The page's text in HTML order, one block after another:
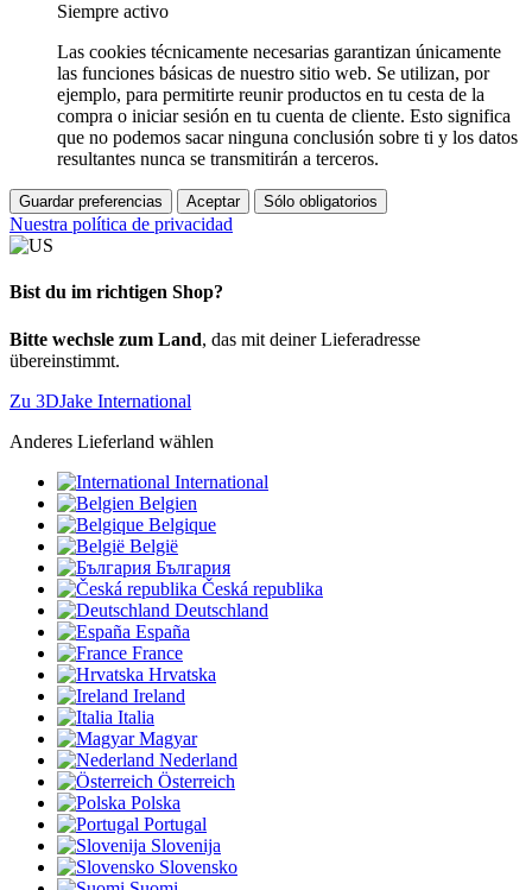
Siempre activo
Las cookies técnicamente necesarias garantizan únicamente
las funciones básicas de nuestro sitio web. Se utilizan, por
ejemplo, para permitirte reunir productos en tu cesta de la
compra o iniciar sesión en tu cuenta de cliente. Esto significa
que no podemos sacar ninguna conclusión sobre ti y los datos
resultantes nunca se transmitirán a terceros.
Guardar preferencias Aceptar Sólo obligatorios
Nuestra política de privacidad
Bist du im richtigen Shop?
Bitte wechsle zum Land, das mit deiner Lieferadresse
übereinstimmt.
Zu 3DJake International
Anderes Lieferland wählen
International
Belgien
Belgique
België
България
Česká republika
Deutschland
España
France
Hrvatska
Ireland
Italia
Magyar
Nederland
Österreich
Polska
Portugal
Slovenija
Slovensko